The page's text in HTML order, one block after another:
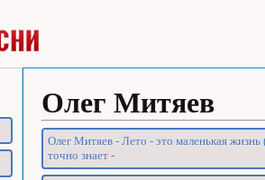
Олег Митяев
Олег Митяев - Лето - это маленькая
точно знает -